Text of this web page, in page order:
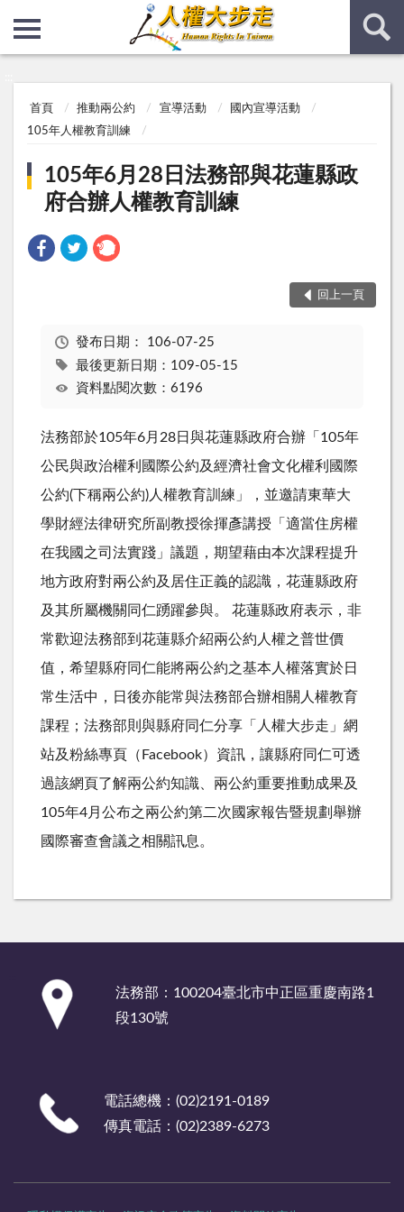
首頁 推動兩公約 宣導活動
國內宣導活動
105年人權教育訓練
105年6月28日法務部與花蓮縣政
府合辦人權教育訓練
回上一頁
發布日期： 106-07-25
最後更新日期：109-05-15
資料點閱次數：6196
法務部於105年6月28日與花蓮縣政府合辦「105年
公民與政治權利國際公約及經濟社會文化權利國際
公約(下稱兩公約)人權教育訓練」，並邀請東華大
學財經法律研究所副教授徐揮彥講授「適當住房權
在我國之司法實踐」議題，期望藉由本次課程提升
地方政府對兩公約及居住正義的認識，花蓮縣政府
及其所屬機關同仁踴躍參與。 花蓮縣政府表示，非
常歡迎法務部到花蓮縣介紹兩公約人權之普世價
值，希望縣府同仁能將兩公約之基本人權落實於日
常生活中，日後亦能常與法務部合辦相關人權教育
課程；法務部則與縣府同仁分享「人權大步走」網
站及粉絲專頁（Facebook）資訊，讓縣府同仁可透
過該網頁了解兩公約知識、兩公約重要推動成果及
105年4月公布之兩公約第二次國家報告暨規劃舉辦
國際審查會議之相關訊息。
法務部：100204臺北市中正區重慶南路1
段130號
電話總機：(02)2191-0189
傳真電話：(02)2389-6273